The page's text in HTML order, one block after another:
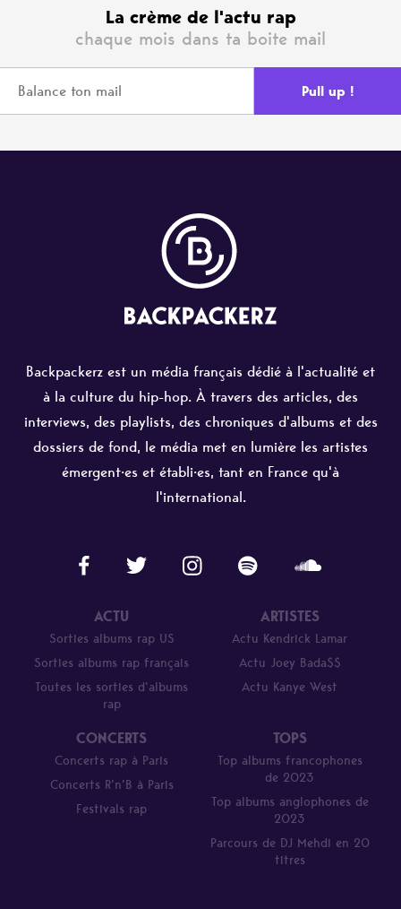
La crème de l'actu rap
chaque mois dans ta boite mail
Backpackerz est un média français dédié à l'actualité et
à la culture du hip-hop. À travers des articles, des
interviews, des playlists, des chroniques d'albums et des
dossiers de fond, le média met en lumière les artistes
émergent·es et établi·es, tant en France qu'à
l'international.
ACTU
Sorties albums rap US
Sorties albums rap français
Toutes les sorties d’albums
rap
ARTISTES
Actu Kendrick Lamar
Actu Joey Bada$$
Actu Kanye West
CONCERTS
Concerts rap à Paris
Concerts R’n’B à Paris
Festivals rap
TOPS
Top albums francophones
de 2023
Top albums anglophones de
2023
Parcours de DJ Mehdi en 20
titres